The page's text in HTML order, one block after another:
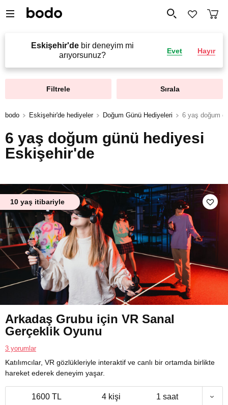
Eskişehir'debir deneyim mi
arıyorsunuz?
Evet Hayır
Filtrele Sırala
bodo Eskişehir'de hediyeler Doğum Günü Hediyeleri 6 yaş doğum
6 yaş doğum günü hediyesi
Eskişehir'de
10 yaş itibariyle
Arkadaş Grubu için VR Sanal
Gerçeklik Oyunu
3 yorumlar
Katılımcılar, VR gözlükleriyle interaktif ve canlı bir ortamda birlikte
hareket ederek deneyim yaşar.
1600 TL 4 kişi 1 saat